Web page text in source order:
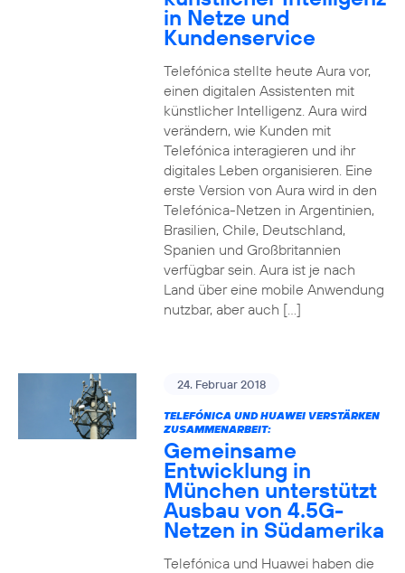
in Netze und
Kundenservice
Telefónica stellte heute Aura vor,
einen digitalen Assistenten mit
künstlicher Intelligenz. Aura wird
verändern, wie Kunden mit
Telefónica interagieren und ihr
digitales Leben organisieren. Eine
erste Version von Aura wird in den
Telefónica-Netzen in Argentinien,
Brasilien, Chile, Deutschland,
Spanien und Großbritannien
verfügbar sein. Aura ist je nach
Land über eine mobile Anwendung
nutzbar, aber auch […]
24. Februar 2018
TELEFÓNICA UND HUAWEI VERSTÄRKEN
ZUSAMMENARBEIT:
Gemeinsame
Entwicklung in
München unterstützt
Ausbau von 4.5G-
Netzen in Südamerika
Telefónica und Huawei haben die